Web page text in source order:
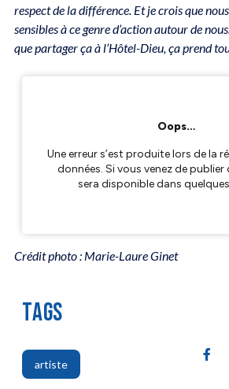
respect de la différence. Et je crois que
sensibles à ce genre d’action autour de
que partager ça à l’Hôtel-Dieu, ça prend
Crédit photo : Marie-Laure Ginet
TAGS
artiste
,